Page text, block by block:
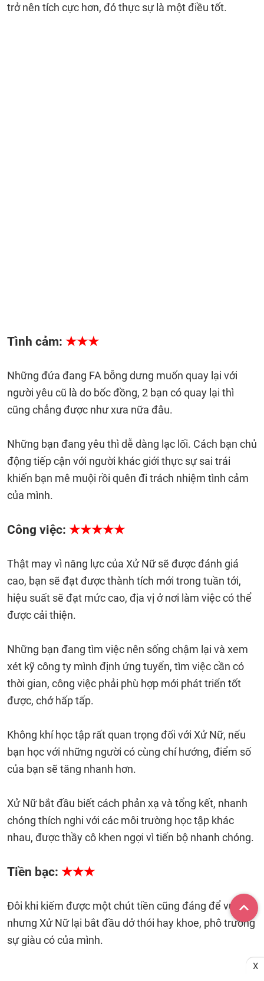
trở nên tích cực hơn, đó thực sự là một điều tốt.
Tình cảm: ★★★
Những đứa đang FA bỗng dưng muốn quay lại với
người yêu cũ là do bốc đồng, 2 bạn có quay lại thì
cũng chẳng được như xưa nữa đâu.
Những bạn đang yêu thì dễ dàng lạc lối. Cách bạn chủ
động tiếp cận với người khác giới thực sự sai trái
khiến bạn mê muội rồi quên đi trách nhiệm tình cảm
của mình.
Công việc: ★★★★★
Thật may vì năng lực của Xử Nữ sẽ được đánh giá
cao, bạn sẽ đạt được thành tích mới trong tuần tới,
hiệu suất sẽ đạt mức cao, địa vị ở nơi làm việc có thể
được cải thiện.
Những bạn đang tìm việc nên sống chậm lại và xem
xét kỹ công ty mình định ứng tuyển, tìm việc cần có
thời gian, công việc phải phù hợp mới phát triển tốt
được, chớ hấp tấp.
Không khí học tập rất quan trọng đối với Xử Nữ, nếu
bạn học với những người có cùng chí hướng, điểm số
của bạn sẽ tăng nhanh hơn.
Xử Nữ bắt đầu biết cách phản xạ và tổng kết, nhanh
chóng thích nghi với các môi trường học tập khác
nhau, được thầy cô khen ngợi vì tiến bộ nhanh chóng.
Tiền bạc: ★★★
Đôi khi kiếm được một chút tiền cũng đáng để vui
nhưng Xử Nữ lại bắt đầu dở thói hay khoe, phô trương
sự giàu có của mình.
X